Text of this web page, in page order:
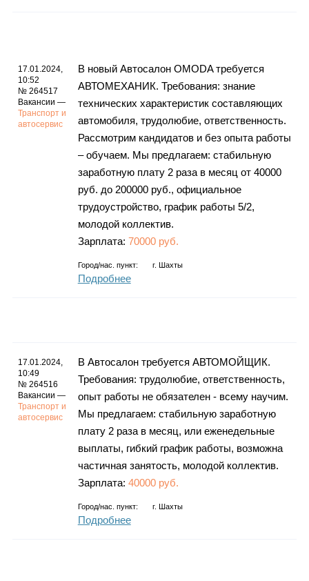
17.01.2024,
10:52
№ 264517
Вакансии —
Транспорт и
автосервис
В новый Автосалон OMODA требуется
АВТОМЕХАНИК. Требования: знание
технических характеристик составляющих
автомобиля, трудолюбие, ответственность.
Рассмотрим кандидатов и без опыта работы
– обучаем. Мы предлагаем: стабильную
заработную плату 2 раза в месяц от 40000
руб. до 200000 руб., официальное
трудоустройство, график работы 5/2,
молодой коллектив.
Зарплата: 70000 руб.
Город/нас. пункт: г. Шахты
Подробнее
17.01.2024,
10:49
№ 264516
Вакансии —
Транспорт и
автосервис
В Автосалон требуется АВТОМОЙЩИК.
Требования: трудолюбие, ответственность,
опыт работы не обязателен - всему научим.
Мы предлагаем: стабильную заработную
плату 2 раза в месяц, или еженедельные
выплаты, гибкий график работы, возможна
частичная занятость, молодой коллектив.
Зарплата: 40000 руб.
Город/нас. пункт: г. Шахты
Подробнее